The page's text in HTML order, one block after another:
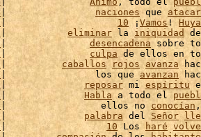
| naciones que
| 10 ¡Vamos!
| eliminar la iniquidad
| desencadena sobre
| culpa de ellos en
| caballos rojos avanza
|                los que avanzan
| reposar mi espíritu
| Habla a todo el
|                 ellos no conocían
| palabra del Señor
| 10 Los haré